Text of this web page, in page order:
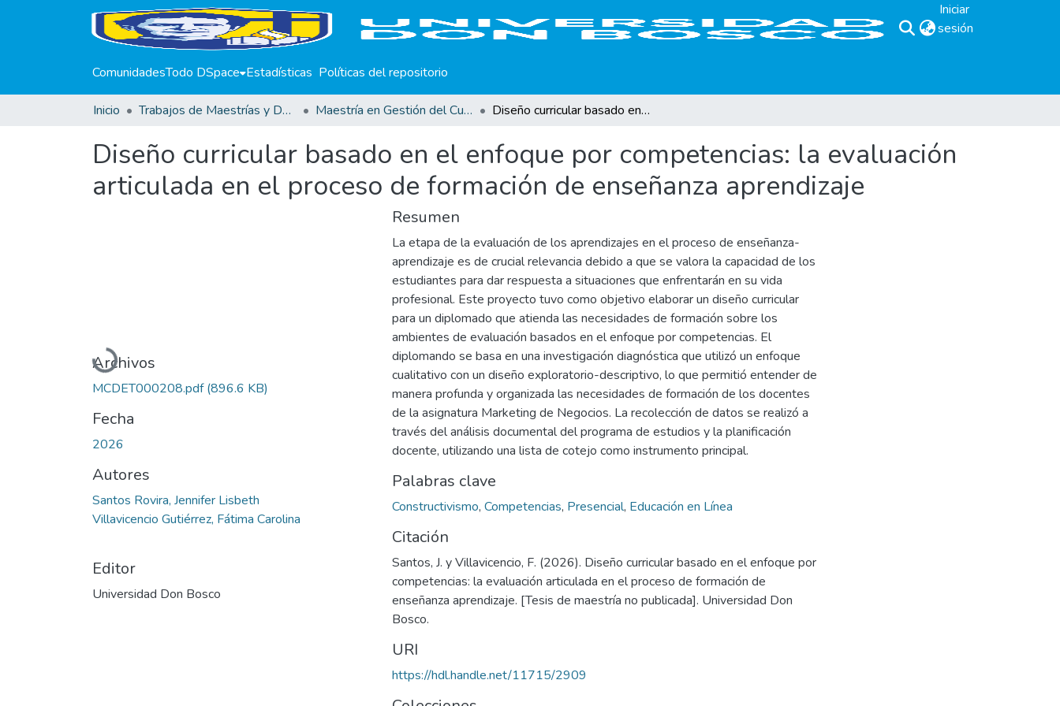
Iniciar
sesión
ComunidadesTodo DSpace Estadísticas Políticas del repositorio
Inicio Trabajos de Maestrías y Doctorados Maestría en Gestión del Curriculum, Didáctica y Evaluación por Competencias Diseño curricular basado en el enfoque por competencias: la evaluación articulada en el proceso de formación de enseñanza aprendizaje
Diseño curricular basado en el enfoque por competencias: la evaluación
articulada en el proceso de formación de enseñanza aprendizaje
Cargando...
Archivos
MCDET000208.pdf(896.6 KB)
Fecha
2026
Autores
Santos Rovira, Jennifer Lisbeth
Villavicencio Gutiérrez, Fátima Carolina
Editor
Universidad Don Bosco
Resumen
La etapa de la evaluación de los aprendizajes en el proceso de enseñanza-
aprendizaje es de crucial relevancia debido a que se valora la capacidad de los
estudiantes para dar respuesta a situaciones que enfrentarán en su vida
profesional. Este proyecto tuvo como objetivo elaborar un diseño curricular
para un diplomado que atienda las necesidades de formación sobre los
ambientes de evaluación basados en el enfoque por competencias. El
diplomando se basa en una investigación diagnóstica que utilizó un enfoque
cualitativo con un diseño exploratorio-descriptivo, lo que permitió entender de
manera profunda y organizada las necesidades de formación de los docentes
de la asignatura Marketing de Negocios. La recolección de datos se realizó a
través del análisis documental del programa de estudios y la planificación
docente, utilizando una lista de cotejo como instrumento principal.
Palabras clave
Constructivismo, Competencias, Presencial, Educación en Línea
Citación
Santos, J. y Villavicencio, F. (2026). Diseño curricular basado en el enfoque por
competencias: la evaluación articulada en el proceso de formación de
enseñanza aprendizaje. [Tesis de maestría no publicada]. Universidad Don
Bosco.
URI
https://hdl.handle.net/11715/2909